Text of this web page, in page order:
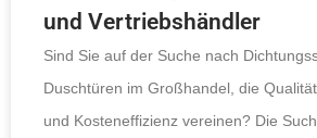
und Vertriebshändler
Sind Sie auf der Suche nach
Duschtüren im Großhandel, die
und Kosteneffizienz vereinen? Die